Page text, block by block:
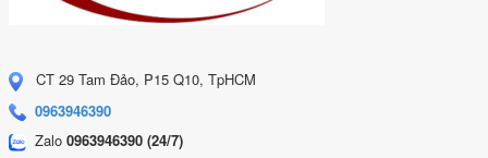
CT 29 Tam Đảo, P15 Q10, TpHCM
0963946390
Zalo 0963946390 (24/7)